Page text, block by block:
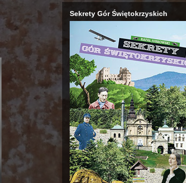
Sekrety Gór Świętokrzyskich